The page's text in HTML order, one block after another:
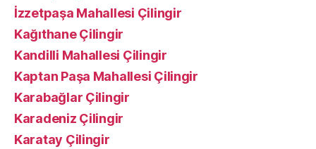
İzzetpaşa Mahallesi Çilingir
Kağıthane Çilingir
Kandilli Mahallesi Çilingir
Kaptan Paşa Mahallesi Çilingir
Karabağlar Çilingir
Karadeniz Çilingir
Karatay Çilingir